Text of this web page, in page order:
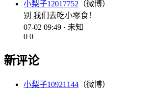
小梨子12017752 （微博）
别 我们去吃小零食！
07-02 09:49 · 未知
0 0
新评论
小梨子10921144 （微博）